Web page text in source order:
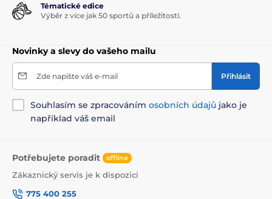
Tématické edice
Výběr z více jak 50 sportů a příležitostí.
Novinky a slevy do vašeho mailu
Zde napište váš e-mail Přihlásit
Souhlasím se zpracováním osobních údajů jako je
například váš email
Potřebujete poradit offline
Zákaznický servis je k dispozici
775 400 255